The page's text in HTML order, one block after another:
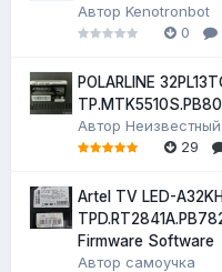
Автор Kenotronbot
0
POLARLINE
Автор Неизвестный
29
Artel TV LED-
Firmware Software
Автор самоучка